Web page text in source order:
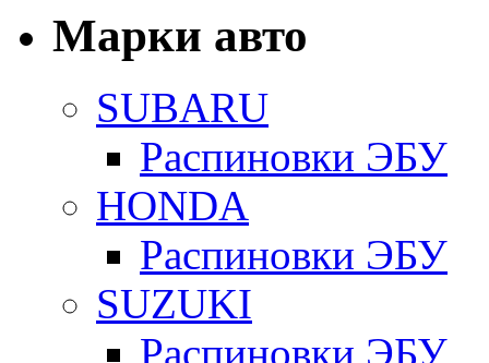
Марки авто
SUBARU
Распиновки ЭБУ
HONDA
Распиновки ЭБУ
SUZUKI
Распиновки ЭБУ